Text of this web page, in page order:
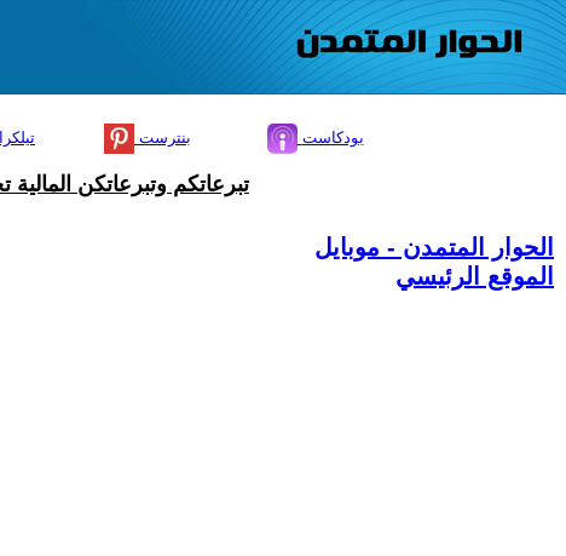
بنترست بودكاست
تبرعاتكم وتبرعاتكن
الحوار المتمدن - موبايل
الموقع الرئيسي